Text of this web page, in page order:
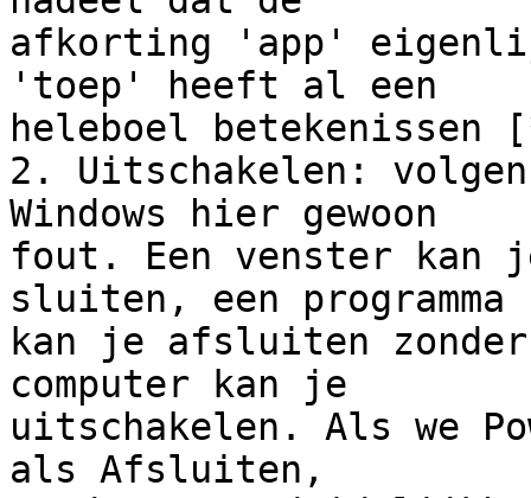
afkorting 'app'
'toep' heeft al een
heleboel
2. Uitschakelen:
Windows hier gewoon
fout. Een venster kan
sluiten, een programma
kan je afsluiten
computer kan je
uitschakelen. Als we
als Afsluiten,